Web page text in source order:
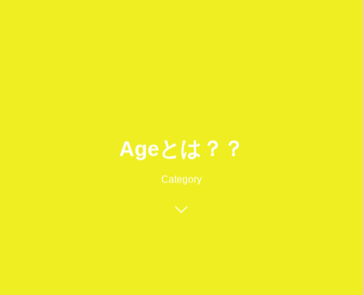
Ageとは？？
Category